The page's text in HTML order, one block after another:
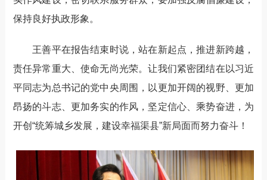
保持良好执政形象。
王善平在报告结束时说，站在新起点，推进新跨越，
责任异常重大、使命无尚光荣。让我们紧密团结在以习近
平同志为总书记的党中央周围，以更加开阔的视野、更加
昂扬的斗志、更加务实的作风，坚定信心、乘势奋进，为
开创“统筹城乡发展，建设幸福渠县”新局面而努力奋斗！